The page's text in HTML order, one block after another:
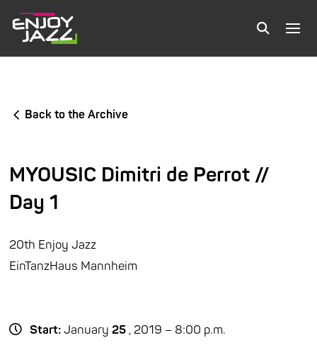
Back to the Archive
MYOUSIC Dimitri de Perrot //
Day 1
20th Enjoy Jazz
EinTanzHaus Mannheim
Start:January25 , 2019 – 8:00 p.m.